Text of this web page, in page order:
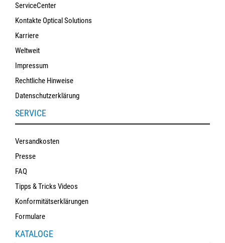
ServiceCenter
Kontakte Optical Solutions
Karriere
Weltweit
Impressum
Rechtliche Hinweise
Datenschutzerklärung
SERVICE
Versandkosten
Presse
FAQ
Tipps & Tricks Videos
Konformitätserklärungen
Formulare
KATALOGE